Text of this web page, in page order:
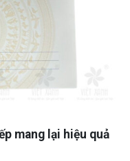
mang lại hiệu quả